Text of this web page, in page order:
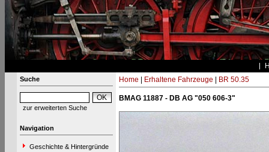
Suche
zur erweiterten Suche
Navigation
Geschichte & Hintergründe
Home Erhaltene Fahrzeuge BR 50.35
BMAG 11887 - DB AG "050 606-3"